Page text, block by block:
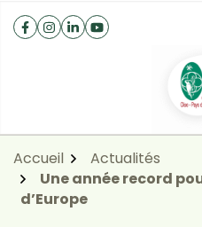
Aller
Aller
au
Aller
au Facebook
(ouverture dans un nouvel
Instagram
(ouverture dans un
Linkedin
(ouverture dans un
YouTube
(ouverture dans
Accueil
Actualités
Une année record
d’Europe